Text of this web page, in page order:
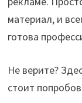
материал, и
готова
Не верите?
стоит